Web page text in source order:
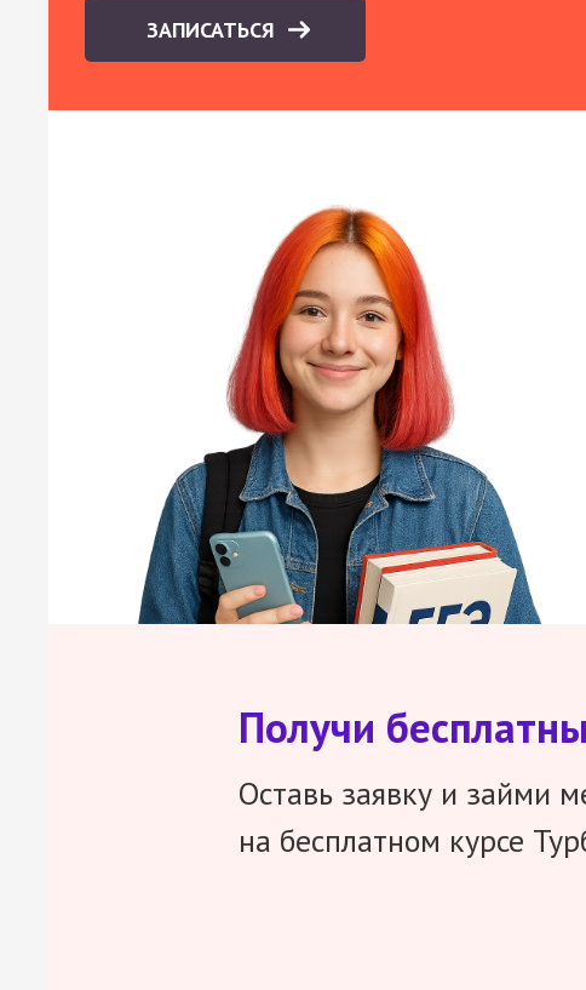
ЗАПИСАТЬСЯ
Получи
Оставь заявку и займи
на бесплатном курсе